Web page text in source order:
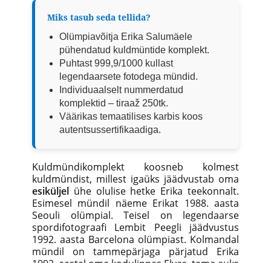
Miks tasub seda tellida?
Olümpiavõitja Erika Salumäele
pühendatud kuldmüntide komplekt.
Puhtast 999,9/1000 kullast
legendaarsete fotodega mündid.
Individuaalselt nummerdatud
komplektid – tiraaž 250tk.
Väärikas temaatilises karbis koos
autentsussertifikaadiga.
Kuldmündikomplekt koosneb kolmest
kuldmündist, millest igaüks jäädvustab oma
esiküljel ühe olulise hetke Erika teekonnalt.
Esimesel mündil näeme Erikat 1988. aasta
Seouli olümpial. Teisel on legendaarse
spordifotograafi Lembit Peegli jäädvustus
1992. aasta Barcelona olümpiast. Kolmandal
mündil on tammepärjaga pärjatud Erika